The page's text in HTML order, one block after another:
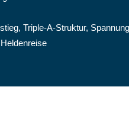
Triple-A-Struktur,